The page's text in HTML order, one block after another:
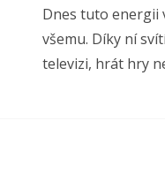
Dnes tuto energii
všemu. Díky ní
televizi, hrát hry